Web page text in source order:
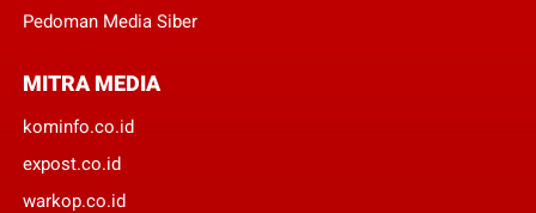
Pedoman Media Siber
MITRA MEDIA
kominfo.co.id
expost.co.id
warkop.co.id